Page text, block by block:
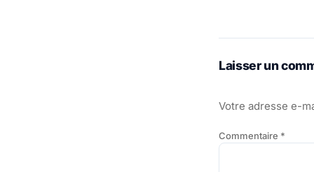
Laisser un
Votre adresse e-
Commentaire *